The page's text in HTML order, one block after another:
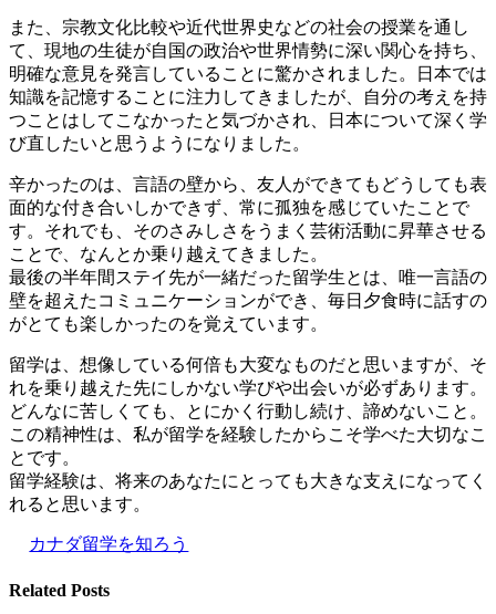
また、宗教文化比較や近代世界史などの社会の授業を通し
て、現地の生徒が自国の政治や世界情勢に深い関心を持ち、
明確な意見を発言していることに驚かされました。日本では
知識を記憶することに注力してきましたが、自分の考えを持
つことはしてこなかったと気づかされ、日本について深く学
び直したいと思うようになりました。
辛かったのは、言語の壁から、友人ができてもどうしても表
面的な付き合いしかできず、常に孤独を感じていたことで
す。それでも、そのさみしさをうまく芸術活動に昇華させる
ことで、なんとか乗り越えてきました。
最後の半年間ステイ先が一緒だった留学生とは、唯一言語の
壁を超えたコミュニケーションができ、毎日夕食時に話すの
がとても楽しかったのを覚えています。
留学は、想像している何倍も大変なものだと思いますが、そ
れを乗り越えた先にしかない学びや出会いが必ずあります。
どんなに苦しくても、とにかく行動し続け、諦めないこと。
この精神性は、私が留学を経験したからこそ学べた大切なこ
とです。
留学経験は、将来のあなたにとっても大きな支えになってく
れると思います。
カナダ留学を知ろう
Related Posts